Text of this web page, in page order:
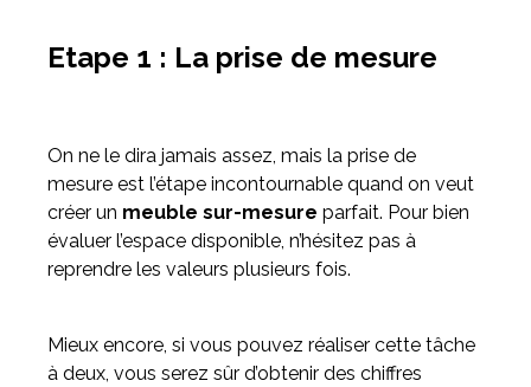
Etape 1 : La prise de mesure
On ne le dira jamais assez, mais la prise de
mesure est l’étape incontournable quand on veut
créer un meuble sur-mesure parfait. Pour bien
évaluer l’espace disponible, n’hésitez pas à
reprendre les valeurs plusieurs fois.
Mieux encore, si vous pouvez réaliser cette tâche
à deux, vous serez sûr d’obtenir des chiffres